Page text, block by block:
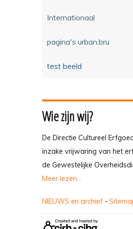
Internationaal
pagina's urban.bru
test beeld
Wie zijn wij?
De Directie Cultureel
inzake vrijwaring van het
de Gewestelijke
Meer lezen...
NIEUWS en archief -